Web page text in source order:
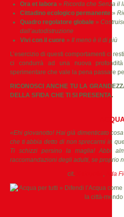
Ora et labora » Ricorda che Senza il
Cittadino ecologico permanente »
Quadro regolatore globale »
dall’autodistruzione
Vivi con il cuore » Il meno è il di più
L’esercizio di questi comportamenti ci
ci condurrà ad una nuova
sperimentare che vale la pena passare
RICONOSCI ANCHE TU LA
DELLA SFIDA CHE TI SI PRESENTA.
«Ehi giovanotto! Hai già dimenticato
che ti abbia detto di non sprecarmi in
Ti schizzi persino la maglia! Abbi
raccomandazioni degli adulti, se proprio
cit.
, Ada